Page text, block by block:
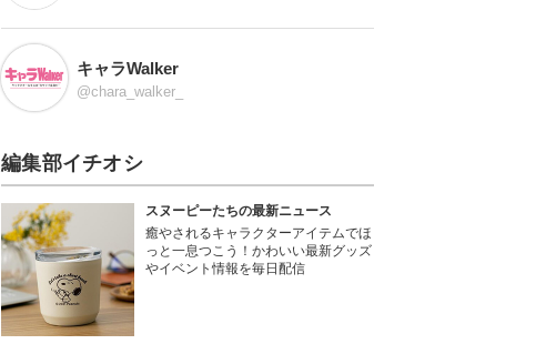
キャラWalker
@chara_walker_
編集部イチオシ
スヌーピーたちの最新ニュース
癒やされるキャラクターアイテムでほ
っと一息つこう！かわいい最新グッズ
やイベント情報を毎日配信